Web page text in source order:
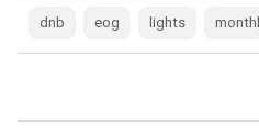
dnb eog lights